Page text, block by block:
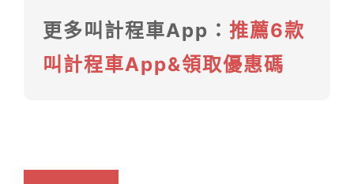
更多叫計程車App： 推薦6款
叫計程車App&領取優惠碼